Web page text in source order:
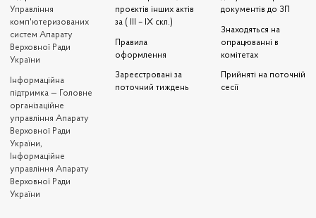
Управління
комп'ютеризованих
систем Апарату
Верховної Ради
України
Iнформаційна
підтримка — Головне
організаційне
управління Апарату
Верховної Ради
України,
Інформаційне
управління Апарату
Верховної Ради
України
проєктів інших актів
за ( III – IX скл.)
Правила
оформлення
Зареєстровані за
поточний тиждень
документів до ЗП
Знаходяться на
опрацюванні в
комітетах
Прийняті на поточній
сесії